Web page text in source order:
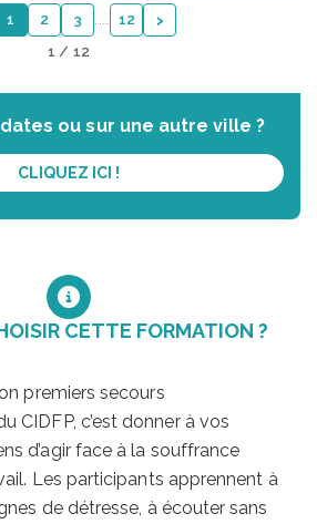
1 2 3 12 ›
1 / 12
ou sur une autre ville ?
CLIQUEZ ICI !
CETTE FORMATION ?
premiers secours
CIDFP, c’est donner à vos
d’agir face à la souffrance
Les participants apprennent à
de détresse, à écouter sans